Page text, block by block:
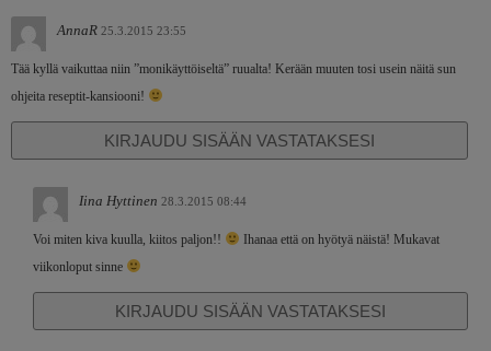
AnnaR 25.3.2015 23:55
Tää kyllä vaikuttaa niin ”monikäyttöiseltä” ruualta! Kerään muuten tosi usein näitä sun
ohjeita reseptit-kansiooni!
KIRJAUDU SISÄÄN VASTATAKSESI
Iina Hyttinen 28.3.2015 08:44
Voi miten kiva kuulla, kiitos paljon!!
Ihanaa että on hyötyä näistä! Mukavat
viikonloput sinne
KIRJAUDU SISÄÄN VASTATAKSESI